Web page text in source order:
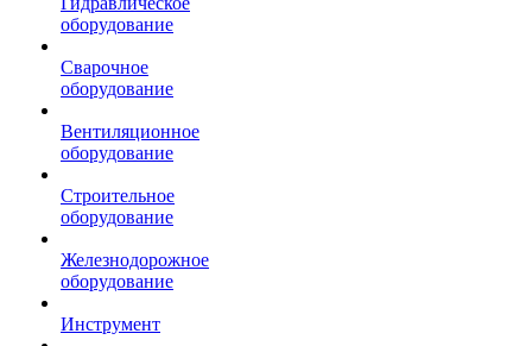
оборудование
Сварочное
оборудование
Вентиляционное
оборудование
Строительное
оборудование
Железнодорожное
оборудование
Инструмент